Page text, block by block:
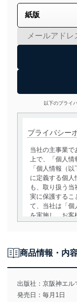
以下のプライ
プライバシー
当社の主事業で
上で、「個人
「個人情報（
に定義する個人
も、取り扱う
実に保護するこ
て、当社は「個
を実施し、お客
用目的を明確に
達成に必要な範
得・利用・提供
個人情報は、同
商品情報・内
出版社： 京阪神エル
発売日：毎月1日